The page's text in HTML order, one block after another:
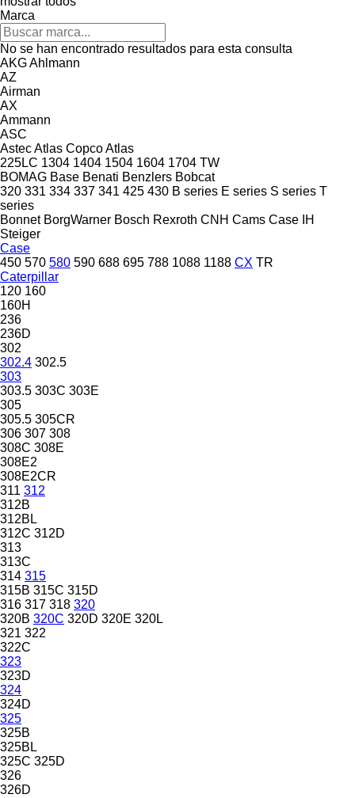
Marca
No se han encontrado resultados para esta consulta
AKGAhlmann
AZ
Airman
AX
Ammann
ASC
AstecAtlas CopcoAtlas
225LC 1304 1404 1504 1604 1704 TW
BOMAG Base Benati Benzlers Bobcat
320 331 334 337 341 425 430 B series E series S series T
series
Bonnet BorgWarner Bosch Rexroth CNH Cams Case IH
Steiger
Case
450 570 580 590 688 695 788 1088 1188 CX TR
Caterpillar
120 160
160H
236
236D
302
302.4 302.5
303
303.5 303C 303E
305
305.5 305CR
306 307 308
308C 308E
308E2
308E2CR
311 312
312B
312BL
312C 312D
313
313C
314 315
315B 315C 315D
316 317 318 320
320B 320C 320D 320E 320L
321 322
322C
323
323D
324
324D
325
325B
325BL
325C 325D
326
326D